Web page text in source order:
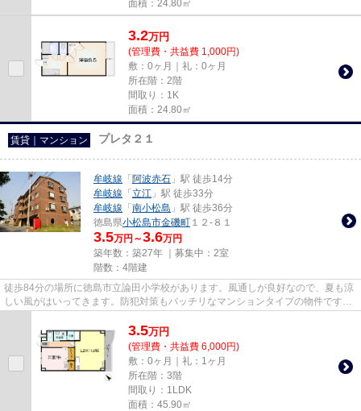
面積：24.80㎡
3.2万円
(管理費・共益費 1,000円)
敷：0ヶ月｜礼：0ヶ月
所在階：2階
間取り：1K
面積：24.80㎡
賃貸｜マンション プレタ２１
牟岐線 「 阿波赤石 」駅 徒歩14分
牟岐線 「 立江 」駅 徒歩33分
牟岐線 「 南小松島 」駅 徒歩36分
徳島県小松島市金磯町 １２-８１
3.5万円～3.6万円
築年数：築27年 ｜募集中： 2室
階数：4階建
徒歩84分の場所に徳島市立論田小学校があります。風通しが良好なので、夏も涼
しい風がはいってきます。防犯対策もバッチリなマンションタイプの物件です。
3.5万円
(管理費・共益費 6,000円)
敷：0ヶ月｜礼：1ヶ月
所在階：3階
間取り：1LDK
面積：45.90㎡